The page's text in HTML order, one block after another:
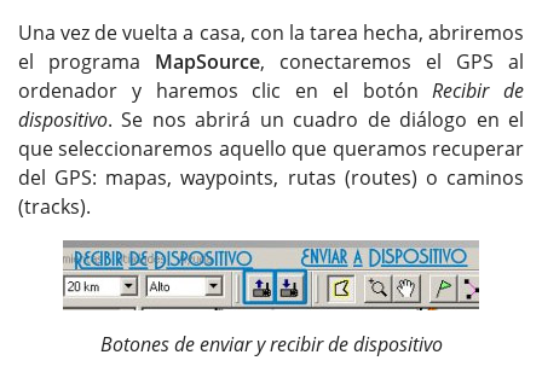
Una vez de vuelta a casa, con la tarea hecha, abriremos
el programa MapSource, conectaremos el GPS al
ordenador y haremos clic en el botónRecibir de
dispositivo. Se nos abrirá un cuadro de diálogo en el
que seleccionaremos aquello que queramos recuperar
del GPS: mapas, waypoints, rutas (routes) o caminos
(tracks).
Botones de enviar y recibir de dispositivo